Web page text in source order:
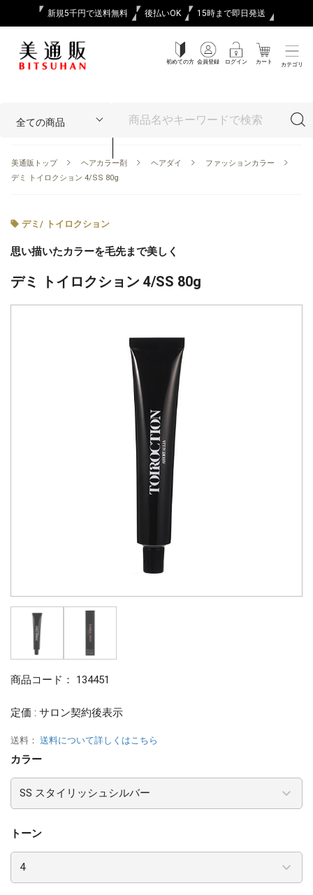
新規5千円で送料無料 後払いOK 15時まで即日発送
初めての方 会員登録 ログイン カート カテゴリ
美通販トップ ヘアカラー剤 ヘアダイ
ファッションカラー
デミ トイロクション 4/SS 80g
デミ / トイロクション
思い描いたカラーを毛先まで美しく
デミ トイロクション 4/SS 80g
商品コード： 134451
定価 : サロン契約後表示
送料： 送料について詳しくはこちら
カラー
トーン